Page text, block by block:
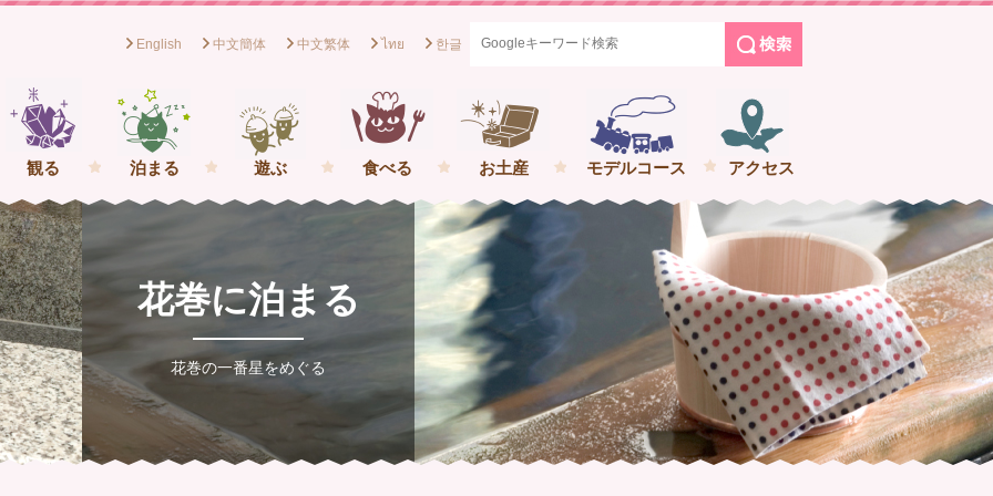
社団法人花巻観光協会[岩手県花巻市] イーハトーブの一番星をめぐる花巻の旅
English 中文簡体 中文繁体 ไทย 한글
観る 泊まる 遊ぶ 食べる お土産 モデルコース アクセス
花巻に泊まる
花巻の一番星をめぐる